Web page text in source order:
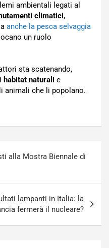
ambientali legati al
climatici,
anche la pesca selvaggia
un ruolo
sta scatenando,
habitat naturali e
animali che li popolano.
alla Mostra Biennale di
lampanti in Italia: la
fermerà il nucleare?